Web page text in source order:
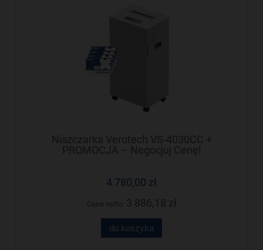
Niszczarka Verotech VS-4030CC +
PROMOCJA – Negocjuj Cenę!
4 780,00 zł
do koszyka